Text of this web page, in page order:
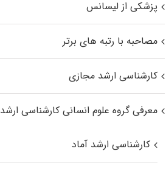
پزشکی از لیسانس
مصاحبه با رتبه های برتر
کارشناسی ارشد مجازی
معرفی گروه علوم انسانی کارشناسی ارشد
کارشناسی ارشد آماد